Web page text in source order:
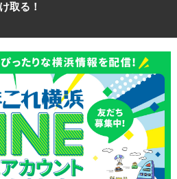
取る！